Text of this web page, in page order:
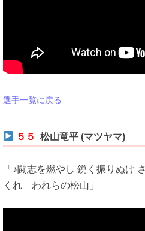
選手一覧に戻る
５５ 松山竜平 (マツヤマ)
「♪闘志を燃やし 鋭く振りぬけ
くれ われらの松山」